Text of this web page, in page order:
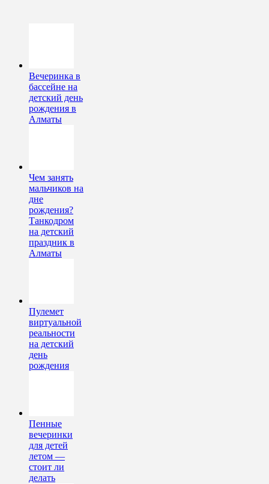
Вечеринка в
бассейне на
детский день
рождения в
Алматы
Чем занять
мальчиков на
дне
рождения?
Танкодром
на детский
праздник в
Алматы
Пулемет
виртуальной
реальности
на детский
день
рождения
Пенные
вечеринки
для детей
летом —
стоит ли
делать